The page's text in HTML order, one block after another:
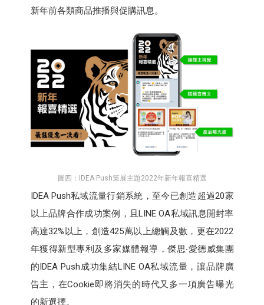
新年前各類商品推播與促購訊息。
圖四：IDEA Push策展主題2022年新年報喜精選
IDEA Push私域流量行銷系統，至今已創造超過20家
以上品牌合作成功案例，且LINE OA私域訊息開封率
高達32%以上，創造425萬以上總觸及數，更在2022
年獲得新型專利及多家媒體報導，傑思‧愛德威集團
的IDEA Push成功集結LINE OA私域流量，讓品牌廣
告主，在Cookie即將消失的時代又多一項廣告曝光
的新選擇。